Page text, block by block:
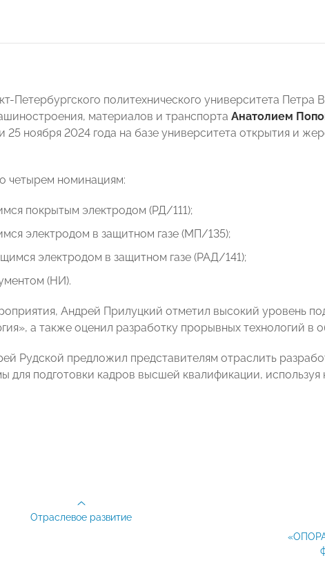
Петербургского политехнического университета Петра
материалов и транспорта Анатолием
25 ноября 2024 года на базе университета открытия и
четырем номинациям:
покрытым электродом (РД/111);
электродом в защитном газе (МП/135);
электродом в защитном газе (РАД/141);
(НИ).
Андрей Прилуцкий отметил высокий уровень
а также оценил разработку прорывных технологий в
Рудской предложил представителям отраслить
для подготовки кадров высшей квалификации, используя
Отраслевое развитие